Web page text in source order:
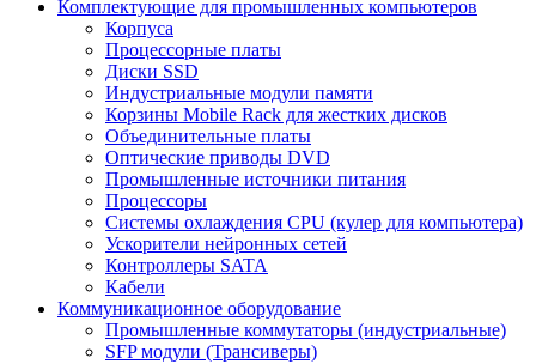
Комплектующие для промышленных компьютеров
Корпуса
Процессорные платы
Диски SSD
Индустриальные модули памяти
Корзины Mobile Rack для жестких дисков
Объединительные платы
Оптические приводы DVD
Промышленные источники питания
Процессоры
Системы охлаждения CPU (кулер для компьютера)
Ускорители нейронных сетей
Контроллеры SATA
Кабели
Коммуникационное оборудование
Промышленные коммутаторы (индустриальные)
SFP модули (Трансиверы)